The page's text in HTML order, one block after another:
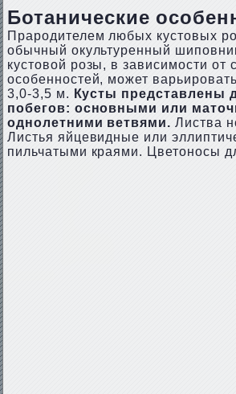
Ботанические
Прародителем любых кустовых
обычный окультуренный
кустовой розы, в зависимости от
особенностей, может
3,0-3,5 м. Кусты представлены
побегов: основными или
однолетними ветвями. Листва
Листья яйцевидные или
пильчатыми краями. Цветоносы